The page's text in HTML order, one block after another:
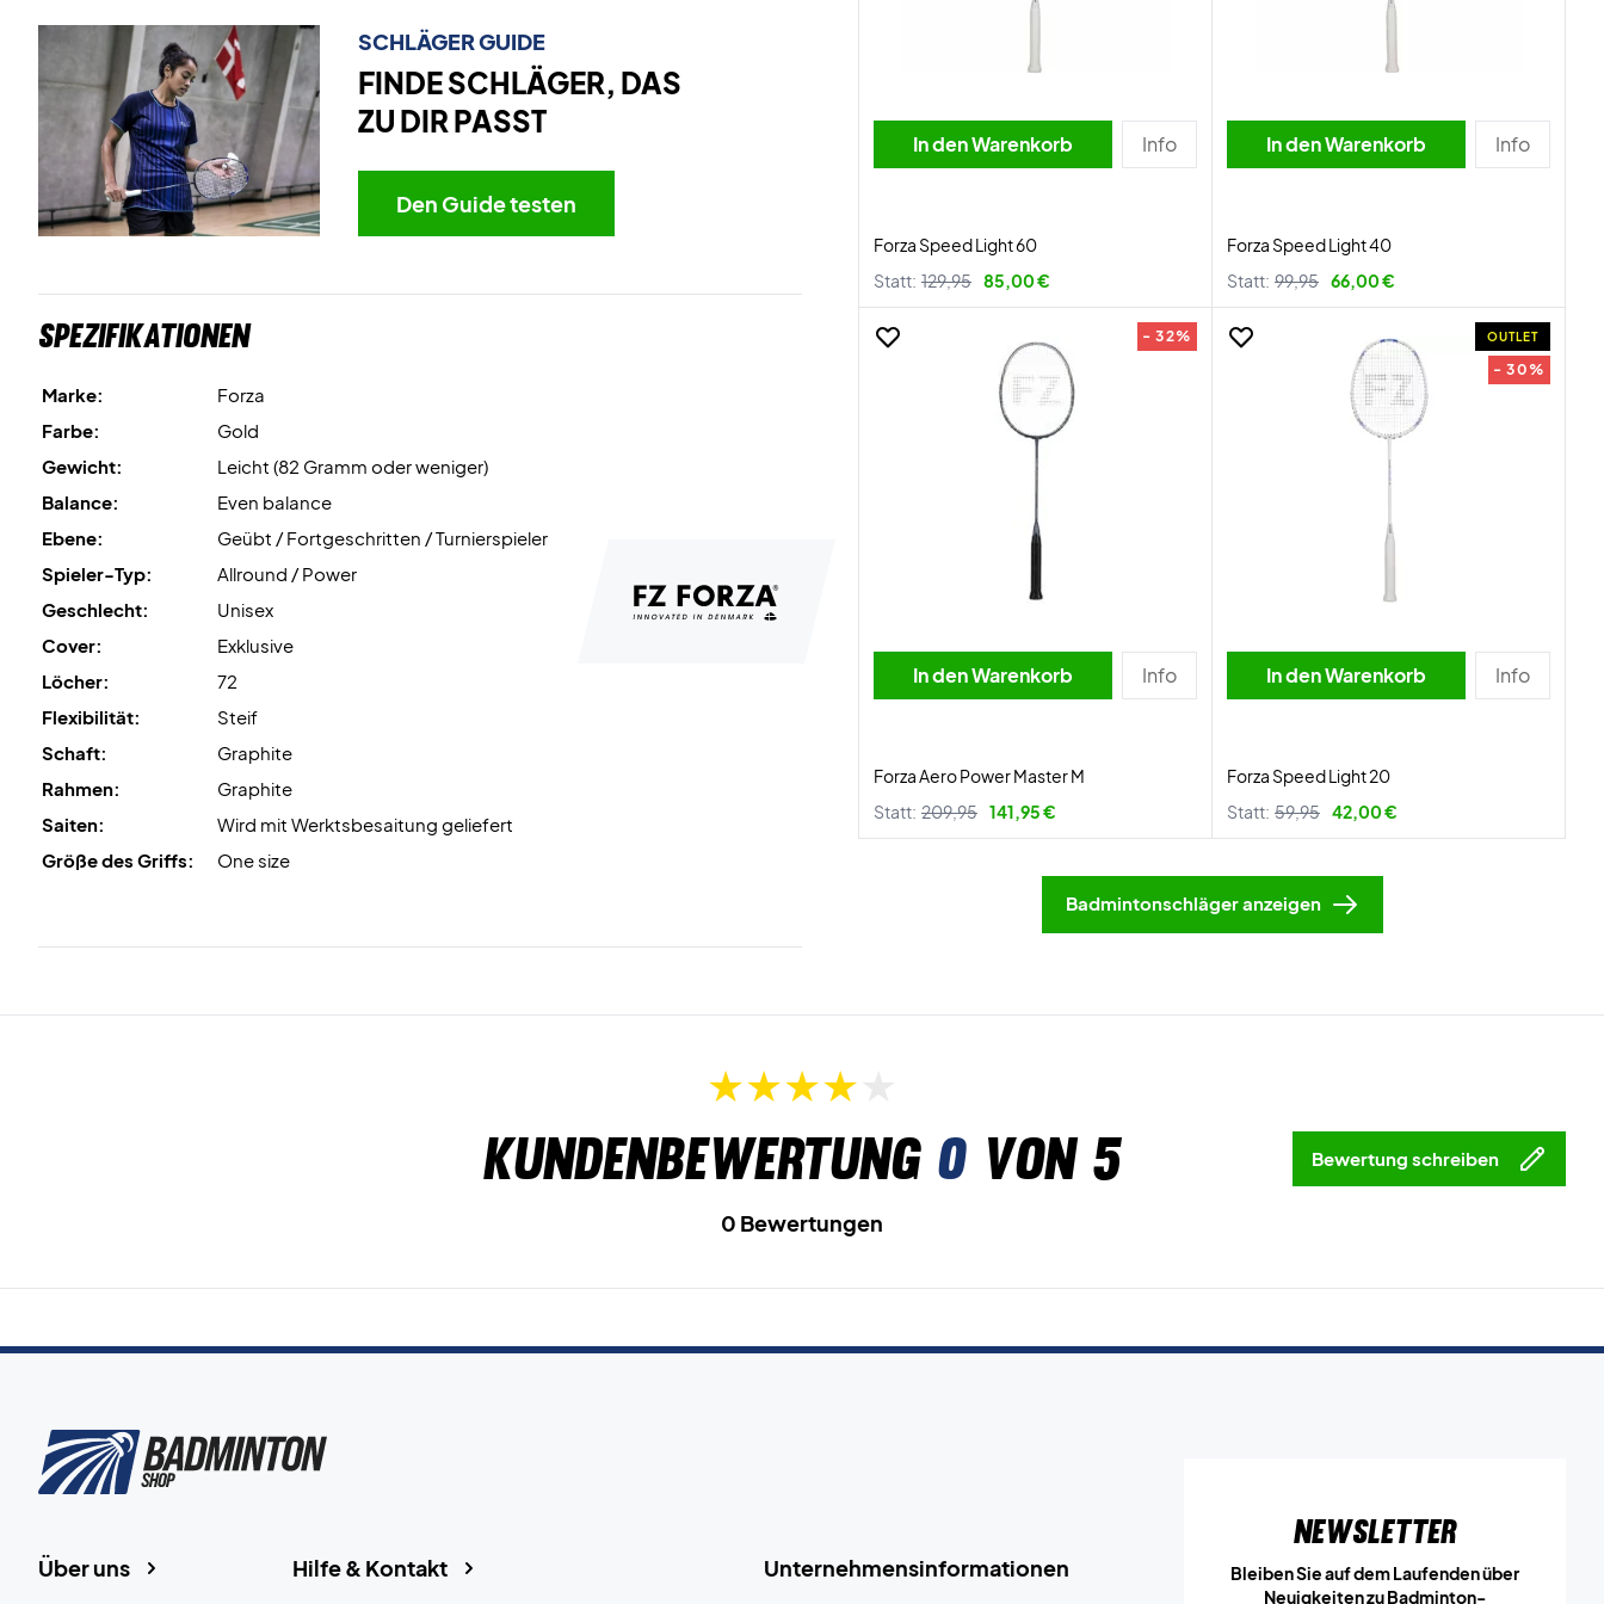
SCHLÄGER GUIDE
FINDE SCHLÄGER, DAS
ZU DIR PASST
Den Guide testen
Spezifikationen
Marke:
Forza
Farbe:
Gold
Gewicht:
Leicht (82 Gramm oder weniger)
Balance:
Even balance
Ebene:
Geübt / Fortgeschritten / Turnierspieler
Spieler-Typ:
Allround / Power
Geschlecht:
Unisex
Cover:
Exklusive
Löcher:
72
Flexibilität:
Steif
Schaft:
Graphite
Rahmen:
Graphite
Saiten:
Wird mit Werktsbesaitung geliefert
Größe des Griffs:
One size
In den Warenkorb Info
Forza Speed Light 60
Statt: 129,95 85,00 €
In den Warenkorb Info
Forza Speed Light 40
Statt: 99,95 66,00 €
- 32%
In den Warenkorb Info
Forza Aero Power Master M
Statt: 209,95 141,95 €
OUTLET
- 30%
In den Warenkorb Info
Forza Speed Light 20
Statt: 59,95 42,00 €
Badmintonschläger anzeigen
Kundenbewertung 0von 5 Bewertung schreiben
0 Bewertungen
Unternehmensinformationen
Hilfe & Kontakt
Über uns
Newsletter
Bleiben Sie auf dem Laufenden über
Neuigkeiten zu Badminton-